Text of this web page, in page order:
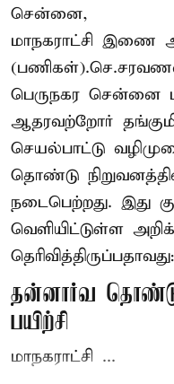
சென்னை,
மாநகராட்சி
பெருநகர சென்னை
ஆதரவற்றோர்
செயல்பாட்டு
தொண்டு
நடைபெற்றது. இது
வெளியிட்டுள்ள
தன்னார்வ தொண்டு
பயிற்சி
மாநகராட்சி ...